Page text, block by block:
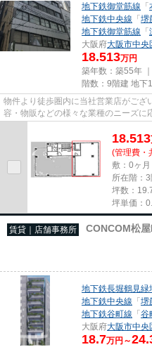
地下鉄御堂筋線 「
地下鉄中央線 「堺
地下鉄御堂筋線 「
大阪府大阪市中央
18.513万円
築年数：築55年
階数：9階建 地下
物件より徒歩圏内に当社営業店がござ
容・物販などの様々な業種のニーズに
尚、弊社ではおとり広告は一切...
18.513
(管理費・
敷：0ヶ
所在階：
坪数：
坪単価：
賃貸｜店舗事務所 CONCOM松
地下鉄長堀鶴見緑
地下鉄中央線 「堺
地下鉄谷町線 「谷
大阪府大阪市中央
18.7万円～